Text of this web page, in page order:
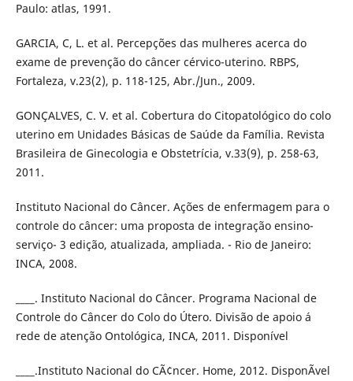
Paulo: atlas, 1991.
GARCIA, C, L. et al. Percepções das mulheres acerca do
exame de prevenção do câncer cérvico-uterino. RBPS,
Fortaleza, v.23(2), p. 118-125, Abr./Jun., 2009.
GONÇALVES, C. V. et al. Cobertura do Citopatológico do colo
uterino em Unidades Básicas de Saúde da Família. Revista
Brasileira de Ginecologia e Obstetrícia, v.33(9), p. 258-63,
2011.
Instituto Nacional do Câncer. Ações de enfermagem para o
controle do câncer: uma proposta de integração ensino-
serviço- 3 edição, atualizada, ampliada. - Rio de Janeiro:
INCA, 2008.
____. Instituto Nacional do Câncer. Programa Nacional de
Controle do Câncer do Colo do Útero. Divisão de apoio á
rede de atenção Ontológica, INCA, 2011. Disponível
____.Instituto Nacional do CÃ¢ncer. Home, 2012. DisponÃ­vel